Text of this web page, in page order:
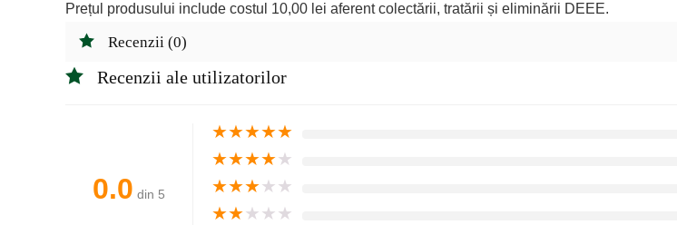
Prețul produsului include costul 10,00 lei aferent colectării, tratării și eliminării DEEE.
Recenzii (0)
Recenzii ale utilizatorilor
0.0 din 5
★★★★★
★★★★★
★★★★★
★★★★★